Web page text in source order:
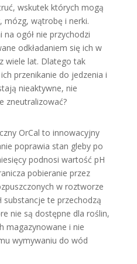
wskutek których mogą
mózg, wątrobę i nerki.
ogół nie przychodzi
odkładaniem się ich w
wiele lat. Dlatego tak
przenikanie do jedzenia i
nieaktywne, nie
zneutralizować?
OrCal to innowacyjny
poprawia stan gleby po
podnosi wartość pH
pobieranie przez
w roztworze
substancje te przechodzą
nie są dostępne dla roślin,
magazynowane i nie
wymywaniu do wód